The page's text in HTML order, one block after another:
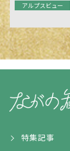
アルプスビュー
特集記事